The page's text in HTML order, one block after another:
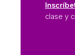
clase y